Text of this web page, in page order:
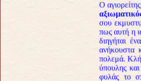
Ο
σου
πως αυτή η
διηγήται
ανήκουστα
πολεμά.
ύπουλης
φυλάς το